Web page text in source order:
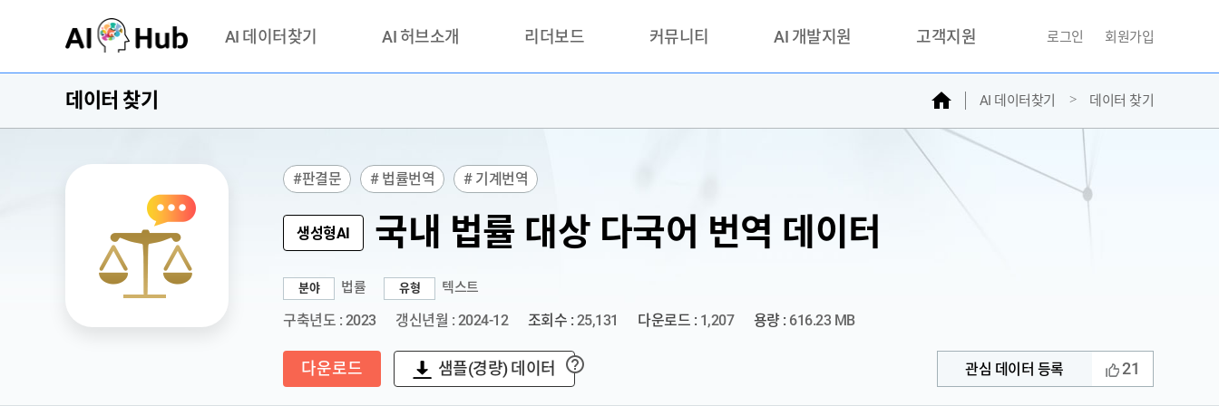
AI 데이터찾기
기관 제공 데이터
AI 허브 오픈 API
AI 허브소개
안심존이란?
이용정책
리더보드 커뮤니티
활용성과 우수사례
AI 개발지원 고객지원
문의하기
자주찾는질문
민원접수
AI데이터등록신청
로그인 회원가입
데이터 찾기 홈 AI 데이터찾기 데이터 찾기
#판결문 # 법률번역 # 기계번역
생성형AI 국내 법률 대상 다국어 번역 데이터
분야 법률 유형 텍스트
구축년도 : 2023 갱신년월 : 2024-12 조회수 : 25,131 다운로드 : 1,207 용량 : 616.23 MB
다운로드 샘플(경량) 데이터 ? 관심 데이터 등록 21